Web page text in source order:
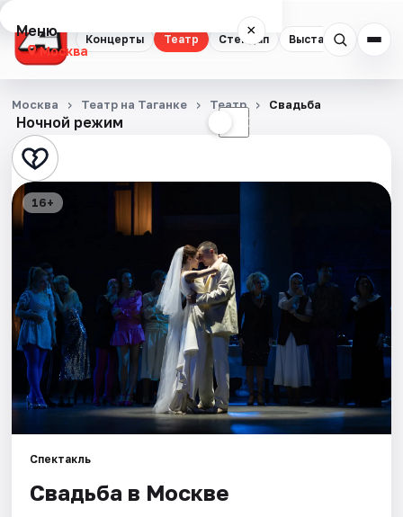
Концерты Театр Стендап Выставки
Меню ×
Москва
Концерты
Театр
Стендап
Выставки
Квесты
Экскурсии
Спорт
События
Площадки
Ночной режим ☾
Москва Театр на Таганке Театр Свадьба
16+
Спектакль
Свадьба в Москве